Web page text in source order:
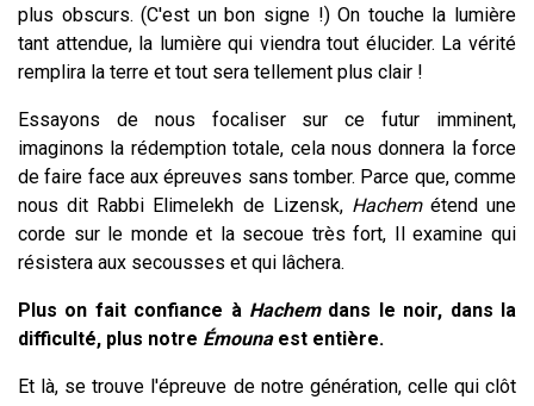
plus obscurs. (C'est un bon signe !) On touche la lumière
tant attendue, la lumière qui viendra tout élucider. La vérité
remplira la terre et tout sera tellement plus clair !
Essayons de nous focaliser sur ce futur imminent,
imaginons la rédemption totale, cela nous donnera la force
de faire face aux épreuves sans tomber. Parce que, comme
nous dit Rabbi Elimelekh de Lizensk, Hachemétend une
corde sur le monde et la secoue très fort, Il examine qui
résistera aux secousses et qui lâchera.
Plus on fait confiance à Hachemdans le noir, dans la
difficulté, plus notre Émounaest entière.
Et là, se trouve l'épreuve de notre génération, celle qui clôt